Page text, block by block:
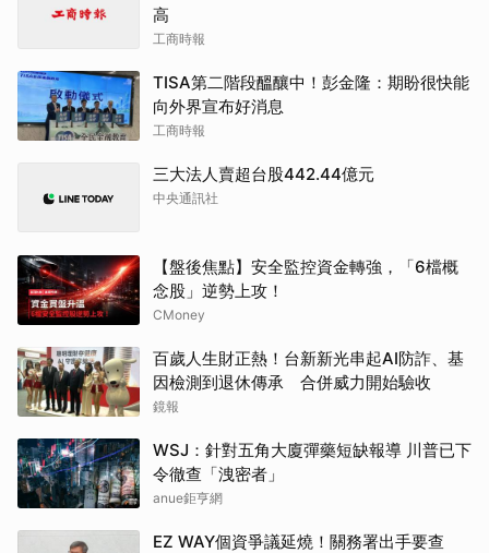
高
工商時報
TISA第二階段醞釀中！彭金隆：期盼很快能
向外界宣布好消息
工商時報
三大法人賣超台股442.44億元
中央通訊社
【盤後焦點】安全監控資金轉強，「6檔概
念股」逆勢上攻！
CMoney
百歲人生財正熱！台新新光串起AI防詐、基
因檢測到退休傳承 合併威力開始驗收
鏡報
WSJ：針對五角大廈彈藥短缺報導 川普已下
令徹查「洩密者」
anue鉅亨網
EZ WAY個資爭議延燒！關務署出手要查